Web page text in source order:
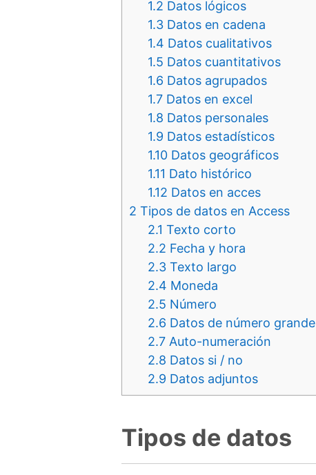
1.2 Datos lógicos
1.3 Datos en cadena
1.4 Datos cualitativos
1.5 Datos cuantitativos
1.6 Datos agrupados
1.7 Datos en excel
1.8 Datos personales
1.9 Datos estadísticos
1.10 Datos geográficos
1.11 Dato histórico
1.12 Datos en acces
2 Tipos de datos en Access
2.1 Texto corto
2.2 Fecha y hora
2.3 Texto largo
2.4 Moneda
2.5 Número
2.6 Datos de número grande
2.7 Auto-numeración
2.8 Datos si / no
2.9 Datos adjuntos
Tipos de datos